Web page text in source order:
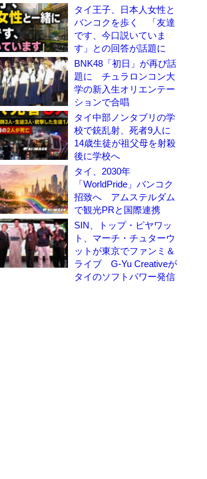
タイ王子、日本人女性と
バンコクを歩く 「友達
です、今口説いていま
す」との回答が話題に
BNK48「初日」が再び話
題に チュラロンコン大
学の新入生オリエンテー
ションで合唱
タイ中部ノンタブリの学
校で銃乱射、死者9人に
14歳生徒が祖父母を射殺
後に学校へ
タイ、2030年
「WorldPride」バンコク
招致へ アムステルダム
で観光PRと国際連携
SIN、トップ・ピヤワッ
ト、マーチ・チュターウ
ットが東京でファンミ＆
ライブ G-Yu Creativeが
タイのソフトパワー発信